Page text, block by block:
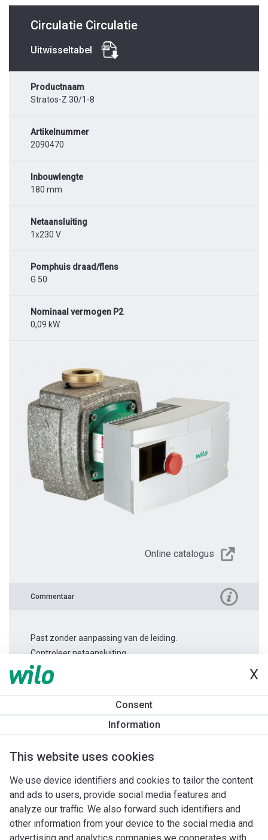
X
Consent
Information
This website uses cookies
We use device identifiers and cookies to tailor the content
and ads to users, provide social media features and
analyze our traffic. We also forward such identifiers and
other information from your device to the social media and
Circulatie Circulatie
Uitwisseltabel
Productnaam
Stratos-Z 30/1-8
Artikelnummer
2090470
Inbouwlengte
180 mm
Netaansluiting
1x230 V
Pomphuis draad/flens
G 50
Nominaal vermogen P2
0,09 kW
Online catalogus
Commentaar
Past zonder aanpassing van de leiding.
Controleer netaansluiting.
Productinformatie